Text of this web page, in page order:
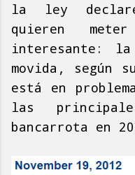
la ley
quieren
interesante:
movida, según
está en
las
bancarrota en